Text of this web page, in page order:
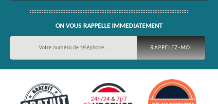
ON VOUS RAPPELLE IMMEDIATEMENT